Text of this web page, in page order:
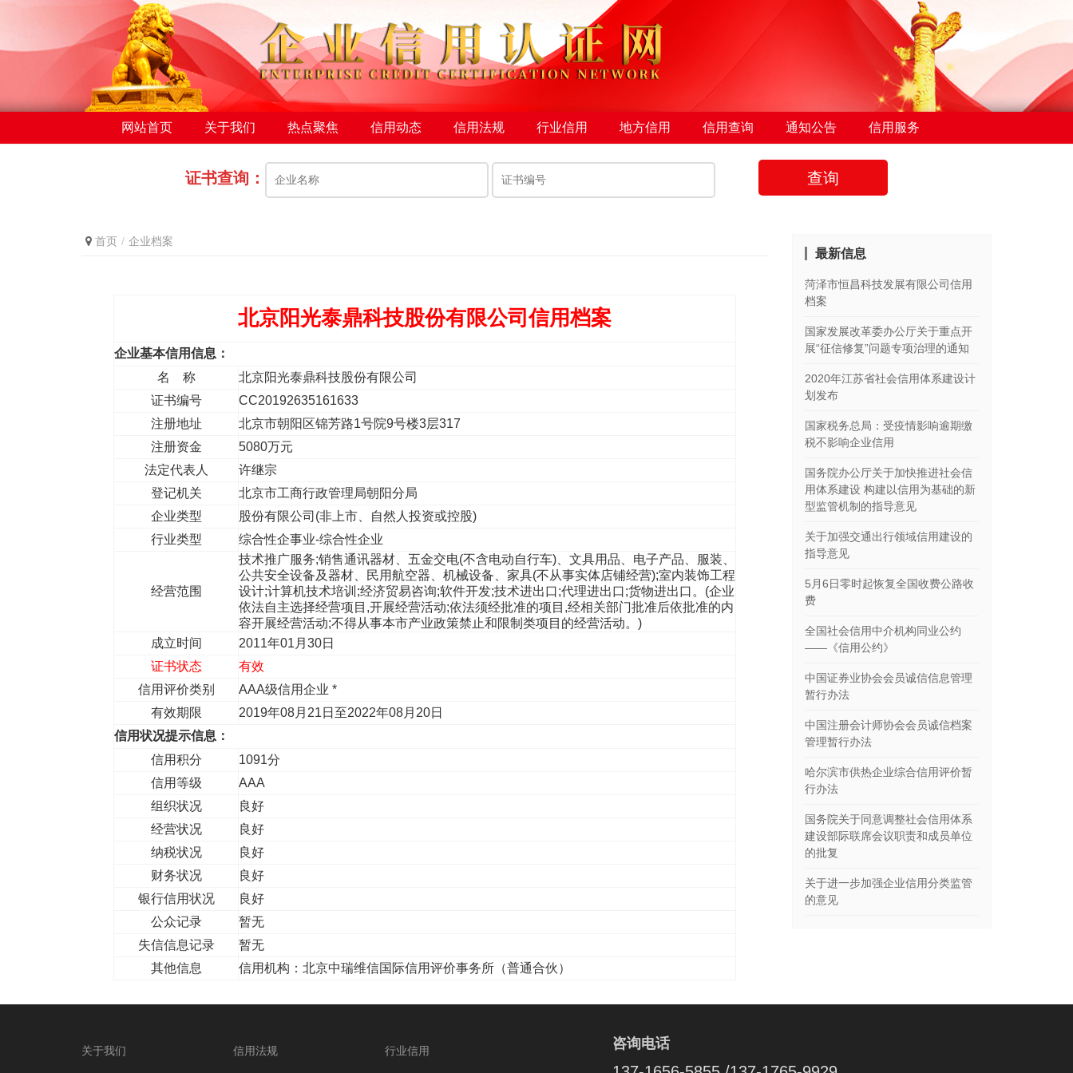
网站首页 关于我们 热点聚焦 信用动态 信用法规 行业信用 地方信用 信用查询 通知公告 信用服务
证书查询： 查询
首页 企业档案
北京阳光泰鼎科技股份有限公司信用档案
企业基本信用信息：
名 称
北京阳光泰鼎科技股份有限公司
证书编号
CC20192635161633
注册地址
北京市朝阳区锦芳路1号院9号楼3层317
注册资金
5080万元
法定代表人
许继宗
登记机关
北京市工商行政管理局朝阳分局
企业类型
股份有限公司(非上市、自然人投资或控股)
行业类型
综合性企事业-综合性企业
经营范围
技术推广服务;销售通讯器材、五金交电(不含电动自行车)、文具用品、电子产品、服装、
公共安全设备及器材、民用航空器、机械设备、家具(不从事实体店铺经营);室内装饰工程
设计;计算机技术培训;经济贸易咨询;软件开发;技术进出口;代理进出口;货物进出口。(企业
依法自主选择经营项目,开展经营活动;依法须经批准的项目,经相关部门批准后依批准的内
容开展经营活动;不得从事本市产业政策禁止和限制类项目的经营活动。)
成立时间
2011年01月30日
证书状态
有效
信用评价类别
AAA级信用企业 *
有效期限
2019年08月21日至2022年08月20日
信用状况提示信息：
信用积分
1091分
信用等级
AAA
组织状况
良好
经营状况
良好
纳税状况
良好
财务状况
良好
银行信用状况
良好
公众记录
暂无
失信信息记录
暂无
其他信息
信用机构：北京中瑞维信国际信用评价事务所（普通合伙）
最新信息
菏泽市恒昌科技发展有限公司信用
档案
国家发展改革委办公厅关于重点开
展“征信修复”问题专项治理的通知
2020年江苏省社会信用体系建设计
划发布
国家税务总局：受疫情影响逾期缴
税不影响企业信用
国务院办公厅关于加快推进社会信
用体系建设 构建以信用为基础的新
型监管机制的指导意见
关于加强交通出行领域信用建设的
指导意见
5月6日零时起恢复全国收费公路收
费
全国社会信用中介机构同业公约
——《信用公约》
中国证券业协会会员诚信信息管理
暂行办法
中国注册会计师协会会员诚信档案
管理暂行办法
哈尔滨市供热企业综合信用评价暂
行办法
国务院关于同意调整社会信用体系
建设部际联席会议职责和成员单位
的批复
关于进一步加强企业信用分类监管
的意见
关于我们 信用法规 行业信用 咨询电话